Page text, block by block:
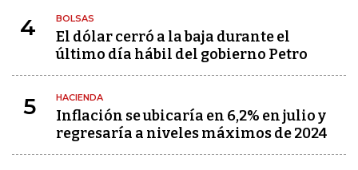
4 BOLSAS
El dólar cerró a la baja durante el
último día hábil del gobierno Petro
5 HACIENDA
Inflación se ubicaría en 6,2% en julio y
regresaría a niveles máximos de 2024